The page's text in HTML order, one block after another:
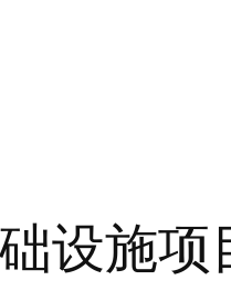
设施